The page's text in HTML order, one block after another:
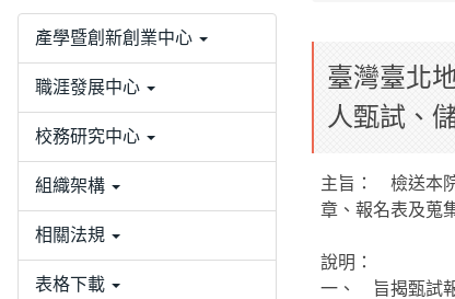
產學暨創新創業中心
職涯發展中心
校務研究中心
組織架構
相關法規
表格下載
臺灣臺北
人甄試、
主旨： 檢送本
章、報名表及蒐
說明：
一、 旨揭甄試